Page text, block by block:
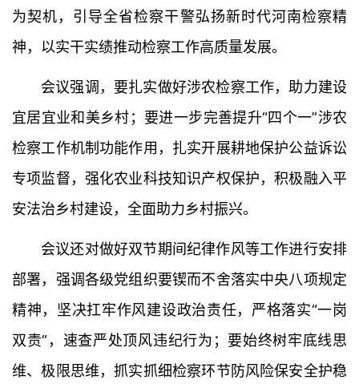
为契机，引导全省检察干警弘扬新时代河南检察精
神，以实干实绩推动检察工作高质量发展。
会议强调，要扎实做好涉农检察工作，助力建设
宜居宜业和美乡村；要进一步完善提升“四个一”涉农
检察工作机制功能作用，扎实开展耕地保护公益诉讼
专项监督，强化农业科技知识产权保护，积极融入平
安法治乡村建设，全面助力乡村振兴。
会议还对做好双节期间纪律作风等工作进行安排
部署，强调各级党组织要锲而不舍落实中央八项规定
精神，坚决扛牢作风建设政治责任，严格落实“一岗
双责”，速查严处顶风违纪行为；要始终树牢底线思
维、极限思维，抓实抓细检察环节防风险保安全护稳